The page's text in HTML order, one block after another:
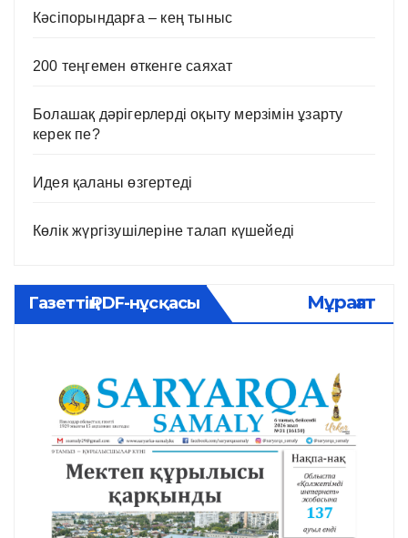
Кәсіпорындарға – кең тыныс
200 теңгемен өткенге саяхат
Болашақ дәрігерлерді оқыту мерзімін ұзарту
керек пе?
Идея қаланы өзгертеді
Көлік жүргізушілеріне талап күшейеді
Газеттің PDF-нұсқасы Мұрағат